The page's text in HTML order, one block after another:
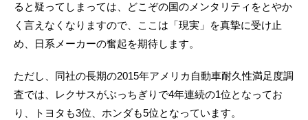
ると疑ってしまっては、どこぞの国のメンタリティをとやか
く言えなくなりますので、ここは「現実」を真摯に受け止
め、日系メーカーの奮起を期待します。
ただし、同社の長期の2015年アメリカ自動車耐久性満足度調
査では、レクサスがぶっちぎりで4年連続の1位となってお
り、トヨタも3位、ホンダも5位となっています。